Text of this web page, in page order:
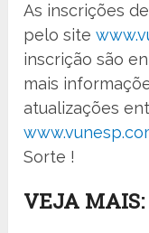
As inscrições
pelo site
inscrição são
mais
atualizações
Sorte !
VEJA MAIS: